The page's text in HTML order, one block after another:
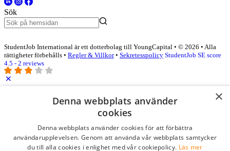
Sök
StudentJob International är ett dotterbolag till YoungCapital • © 2026 • Alla
rättigheter förbehålls • Regler & Villkor• Sekretesspolicy StudentJob SE score
4.5 - 2 reviews
Logga in som företag
Lösenord
×
Denna webbplats använder
cookies
Denna webbplats använder cookies för att förbättra
användarupplevelsen. Genom att använda vår webbplats samtycker
du till alla cookies i enlighet med vår cookiepolicy. Läs mer